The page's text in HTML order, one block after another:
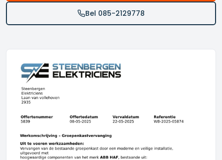
Bel 085-2129778